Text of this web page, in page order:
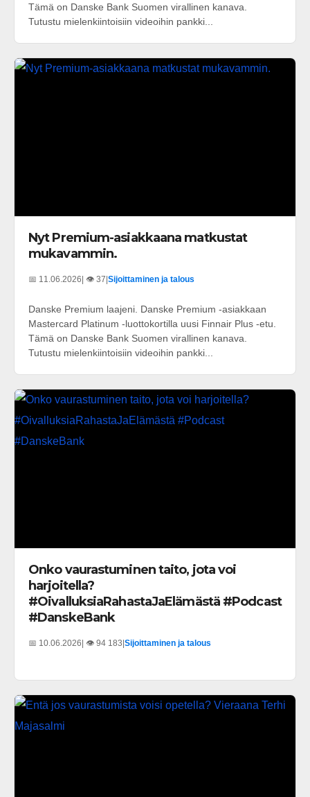
Tämä on Danske Bank Suomen virallinen kanava.
Tutustu mielenkiintoisiin videoihin pankki...
Nyt Premium-asiakkaana matkustat
mukavammin.
📅 11.06.2026 | 👁️ 37 Sijoittaminen ja talous
Danske Premium laajeni. Danske Premium -asiakkaan
Mastercard Platinum -luottokortilla uusi Finnair Plus -etu.
Tämä on Danske Bank Suomen virallinen kanava.
Tutustu mielenkiintoisiin videoihin pankki...
Onko vaurastuminen taito, jota voi
harjoitella?
#OivalluksiaRahastaJaElämästä #Podcast
#DanskeBank
📅 10.06.2026| 👁️ 94 183|Sijoittaminen ja talous